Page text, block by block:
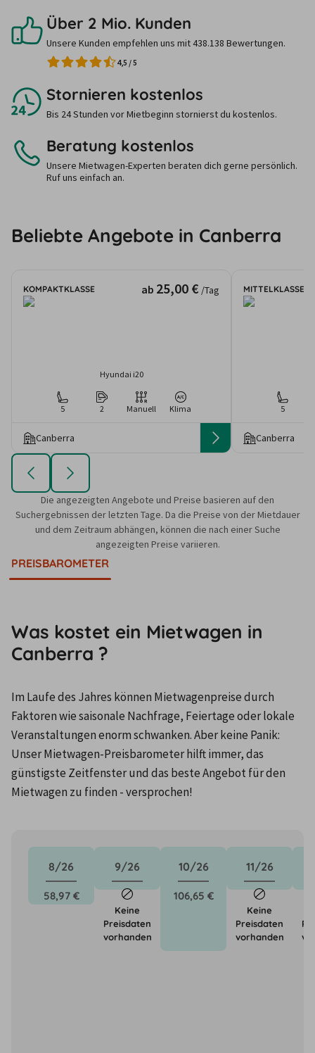
Über 2 Mio. Kunden
Unsere Kunden empfehlen uns mit 438.138 Bewertungen.
4,5 /5
Stornieren kostenlos
Bis 24 Stunden vor Mietbeginn stornierst du kostenlos.
Beratung kostenlos
Unsere Mietwagen-Experten beraten dich gerne persönlich.
Ruf uns einfach an.
Beliebte Angebote in Canberra
KOMPAKTKLASSE ab 25,00 € /Tag
Hyundai i20
5 2 Manuell Klima
Canberra
MITTELKLASSE
5
Canberra
Die angezeigten Angebote und Preise basieren auf den
Suchergebnissen der letzten Tage. Da die Preise von der Mietdauer
und dem Zeitraum abhängen, können die nach einer Suche
angezeigten Preise variieren.
PREISBAROMETER
Was kostet ein Mietwagen in
Canberra ?
Im Laufe des Jahres können Mietwagenpreise durch
Faktoren wie saisonale Nachfrage, Feiertage oder lokale
Veranstaltungen enorm schwanken. Aber keine Panik:
Unser Mietwagen-Preisbarometer hilft immer, das
günstigste Zeitfenster und das beste Angebot für den
Mietwagen zu finden - versprochen!
8/26
58,97 €
9/26
Keine
Preisdaten
vorhanden
10/26
106,65 €
11/26
Keine
Preisdaten
vorhanden